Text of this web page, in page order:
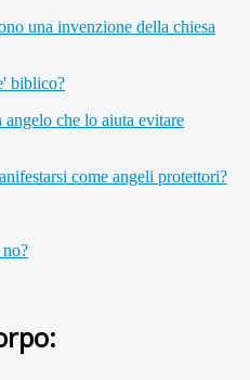
una invenzione della chiesa
biblico?
che lo aiuta evitare
come angeli protettori?